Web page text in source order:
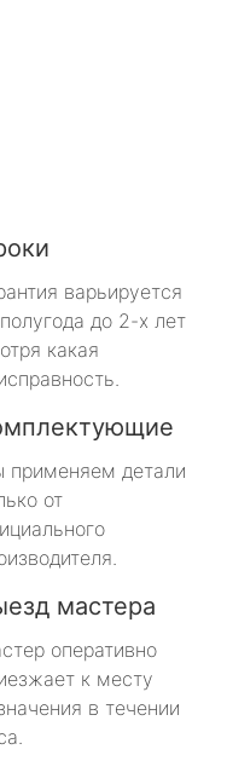
варьируется
до 2-х лет
какая
применяем детали
от
мастера
оперативно
к месту
в течении